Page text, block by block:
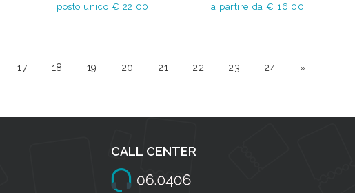
posto unico € 22,00
a partire da € 16,00
17 18 19 20 21 22 23 24 »
CALL CENTER